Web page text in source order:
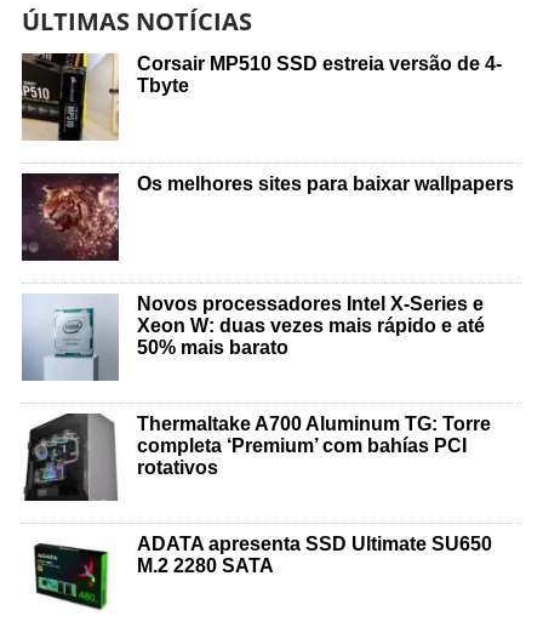
ÚLTIMAS NOTÍCIAS
Corsair MP510 SSD estreia versão de 4-
Tbyte
Os melhores sites para baixar wallpapers
Novos processadores Intel X-Series e
Xeon W: duas vezes mais rápido e até
50% mais barato
Thermaltake A700 Aluminum TG: Torre
completa ‘Premium’ com bahías PCI
rotativos
ADATA apresenta SSD Ultimate SU650
M.2 2280 SATA